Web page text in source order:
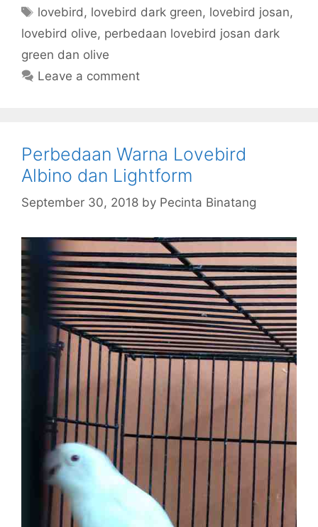
Tags
lovebird , lovebird dark green, lovebird josan,
lovebird olive, perbedaan lovebird josan dark
green dan olive
Leave a comment
Perbedaan Warna Lovebird
Albino dan Lightform
September 30, 2018 by Pecinta Binatang